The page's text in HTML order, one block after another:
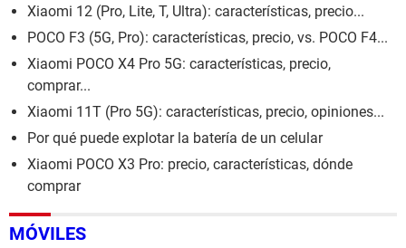
Xiaomi 12 (Pro, Lite, T, Ultra): características, precio...
POCO F3 (5G, Pro): características, precio, vs. POCO F4...
Xiaomi POCO X4 Pro 5G: características, precio,
comprar...
Xiaomi 11T (Pro 5G): características, precio, opiniones...
Por qué puede explotar la batería de un celular
Xiaomi POCO X3 Pro: precio, características, dónde
comprar
MÓVILES